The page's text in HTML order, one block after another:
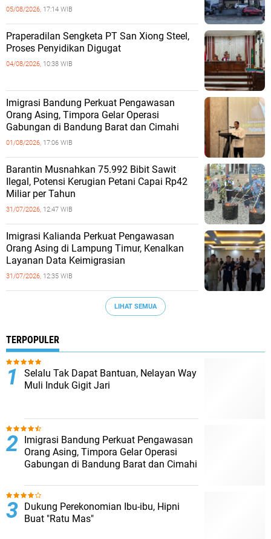
05/08/2026, 17:14 WIB
Praperadilan Sengketa PT San Xiong Steel,
Proses Penyidikan Digugat
04/08/2026, 10:38 WIB
Imigrasi Bandung Perkuat Pengawasan
Orang Asing, Timpora Gelar Operasi
Gabungan di Bandung Barat dan Cimahi
01/08/2026, 17:06 WIB
Barantin Musnahkan 75.992 Bibit Sawit
Ilegal, Potensi Kerugian Petani Capai Rp42
Miliar per Tahun
31/07/2026, 12:47 WIB
Imigrasi Kalianda Perkuat Pengawasan
Orang Asing di Lampung Timur, Kenalkan
Layanan Data Keimigrasian
31/07/2026, 12:35 WIB
LIHAT SEMUA
TERPOPULER
Selalu Tak Dapat Bantuan, Nelayan Way
Muli Induk Gigit Jari
Imigrasi Bandung Perkuat Pengawasan
Orang Asing, Timpora Gelar Operasi
Gabungan di Bandung Barat dan Cimahi
Dukung Perekonomian Ibu-ibu, Hipni
Buat "Ratu Mas"